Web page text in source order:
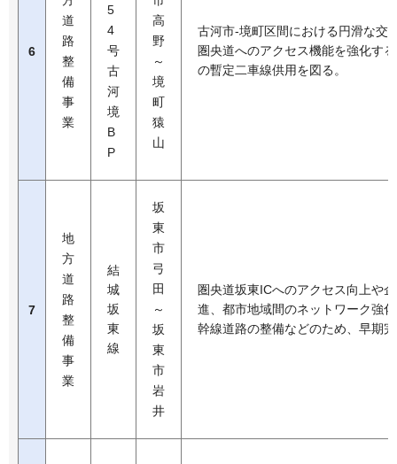
6
道
路
整
備
事
業
5
4
号
古
河
境
B
P
高
野
～
境
町
猿
山
古河市-境町区間における円滑な交
圏央道へのアクセス機能を強化す
の暫定二車線供用を図る。
7
地
方
道
路
整
備
事
業
結
城
坂
東
線
坂
東
市
弓
田
～
坂
東
市
岩
井
圏央道坂東ICへのアクセス向上や
進、都市地域間のネットワーク強
幹線道路の整備などのため、早期